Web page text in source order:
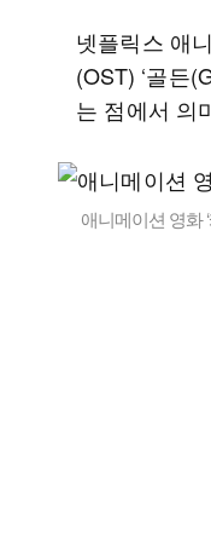
넷플릭스 애
(OST) ‘골든
는 점에서 의
애니메이션 영화